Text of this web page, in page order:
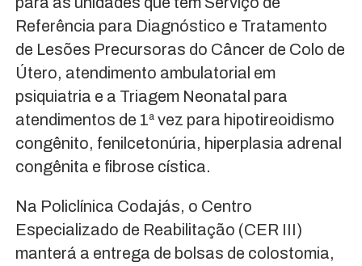
Referência para Diagnóstico e Tratamento
de Lesões Precursoras do Câncer de Colo de
Útero, atendimento ambulatorial em
psiquiatria e a Triagem Neonatal para
atendimentos de 1ª vez para hipotireoidismo
congênito, fenilcetonúria, hiperplasia adrenal
congênita e fibrose cística.
Na Policlínica Codajás, o Centro
Especializado de Reabilitação (CER III)
manterá a entrega de bolsas de colostomia,